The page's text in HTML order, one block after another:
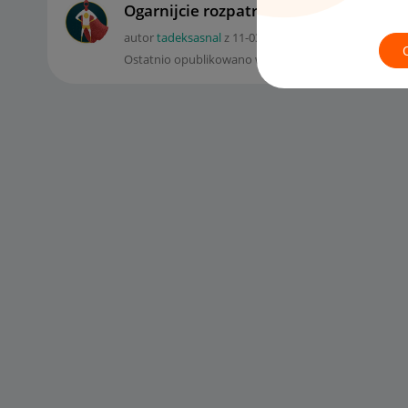
Ogarnijcie rozpatrywanie wniosków
autortadeksasnal z ‎11-03-2020
Ostatnio opublikowano w dniu
00:52,